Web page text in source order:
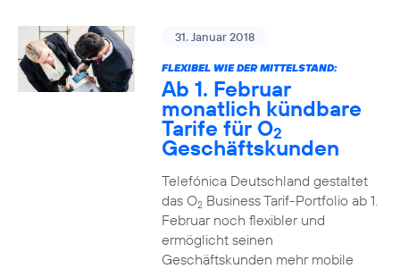
31. Januar 2018
FLEXIBEL WIE DER MITTELSTAND:
Ab 1. Februar
monatlich kündbare
Tarife für O2
Geschäftskunden
Telefónica Deutschland gestaltet
das O2Business Tarif-Portfolio ab 1.
Februar noch flexibler und
ermöglicht seinen
Geschäftskunden mehr mobile